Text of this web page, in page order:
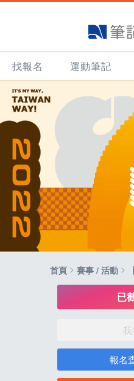
找報名 運動筆記
首頁 > 賽事 / 活動 >
已
報名